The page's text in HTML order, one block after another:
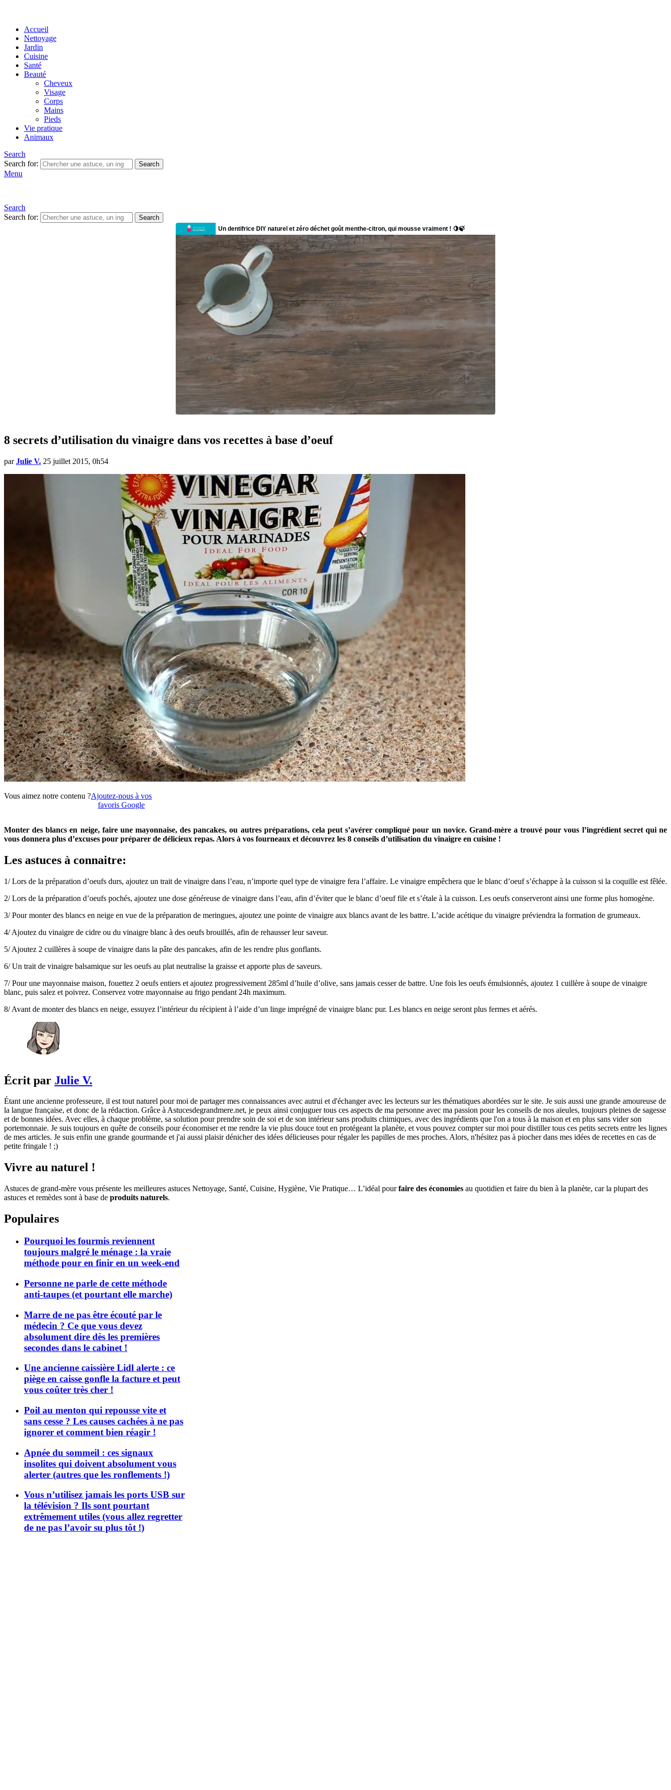
Accueil
Nettoyage
Jardin
Cuisine
Santé
Beauté
Cheveux
Visage
Corps
Mains
Pieds
Vie pratique
Animaux
Search
Search for:
Search
Menu
Search
Search for:
Search
8 secrets d’utilisation du vinaigre dans vos recettes à base d’oeuf
par Julie V. 25 juillet 2015, 0h54
Vous aimez notre contenu ?Ajoutez-nous à vos
favoris Google
Monter des blancs en neige, faire une mayonnaise, des pancakes, ou autres préparations, cela peut s’avérer compliqué pour un novice. Grand-mère a trouvé pour vous l’ingrédient secret qui ne
vous donnera plus d’excuses pour préparer de délicieux repas. Alors à vos fourneaux et découvrez les 8 conseils d’utilisation du vinaigre en cuisine !
Les astuces à connaitre:
1/ Lors de la préparation d’oeufs durs, ajoutez un trait de vinaigre dans l’eau, n’importe quel type de vinaigre fera l’affaire. Le vinaigre empêchera que le blanc d’oeuf s’échappe à la cuisson si la coquille est fêlée.
2/ Lors de la préparation d’oeufs pochés, ajoutez une dose généreuse de vinaigre dans l’eau, afin d’éviter que le blanc d’oeuf file et s’étale à la cuisson. Les oeufs conserveront ainsi une forme plus homogène.
3/ Pour monter des blancs en neige en vue de la préparation de meringues, ajoutez une pointe de vinaigre aux blancs avant de les battre. L’acide acétique du vinaigre préviendra la formation de grumeaux.
4/ Ajoutez du vinaigre de cidre ou du vinaigre blanc à des oeufs brouillés, afin de rehausser leur saveur.
5/ Ajoutez 2 cuillères à soupe de vinaigre dans la pâte des pancakes, afin de les rendre plus gonflants.
6/ Un trait de vinaigre balsamique sur les oeufs au plat neutralise la graisse et apporte plus de saveurs.
7/ Pour une mayonnaise maison, fouettez 2 oeufs entiers et ajoutez progressivement 285ml d’huile d’olive, sans jamais cesser de battre. Une fois les oeufs émulsionnés, ajoutez 1 cuillère à soupe de vinaigre
blanc, puis salez et poivrez. Conservez votre mayonnaise au frigo pendant 24h maximum.
8/ Avant de monter des blancs en neige, essuyez l’intérieur du récipient à l’aide d’un linge imprégné de vinaigre blanc pur. Les blancs en neige seront plus fermes et aérés.
Écrit par Julie V.
Étant une ancienne professeure, il est tout naturel pour moi de partager mes connaissances avec autrui et d'échanger avec les lecteurs sur les thématiques abordées sur le site. Je suis aussi une grande amoureuse de
la langue française, et donc de la rédaction. Grâce à Astucesdegrandmere.net, je peux ainsi conjuguer tous ces aspects de ma personne avec ma passion pour les conseils de nos aïeules, toujours pleines de sagesse
et de bonnes idées. Avec elles, à chaque problème, sa solution pour prendre soin de soi et de son intérieur sans produits chimiques, avec des ingrédients que l'on a tous à la maison et en plus sans vider son
portemonnaie. Je suis toujours en quête de conseils pour économiser et me rendre la vie plus douce tout en protégeant la planète, et vous pouvez compter sur moi pour distiller tous ces petits secrets entre les lignes
de mes articles. Je suis enfin une grande gourmande et j'ai aussi plaisir dénicher des idées délicieuses pour régaler les papilles de mes proches. Alors, n'hésitez pas à piocher dans mes idées de recettes en cas de
petite fringale ! ;)
Vivre au naturel !
Astuces de grand-mère vous présente les meilleures astuces Nettoyage, Santé, Cuisine, Hygiène, Vie Pratique… L’idéal pourfaire des économies au quotidien et faire du bien à la planète, car la plupart des
astuces et remèdes sont à base de produits naturels.
Populaires
Pourquoi les fourmis reviennent
toujours malgré le ménage : la vraie
méthode pour en finir en un week-end
Personne ne parle de cette méthode
anti-taupes (et pourtant elle marche)
Marre de ne pas être écouté par le
médecin ? Ce que vous devez
absolument dire dès les premières
secondes dans le cabinet !
Une ancienne caissière Lidl alerte : ce
piège en caisse gonfle la facture et peut
vous coûter très cher !
Poil au menton qui repousse vite et
sans cesse ? Les causes cachées à ne pas
ignorer et comment bien réagir !
Apnée du sommeil : ces signaux
insolites qui doivent absolument vous
alerter (autres que les ronflements !)
Vous n’utilisez jamais les ports USB sur
la télévision ? Ils sont pourtant
extrêmement utiles (vous allez regretter
de ne pas l’avoir su plus tôt !)